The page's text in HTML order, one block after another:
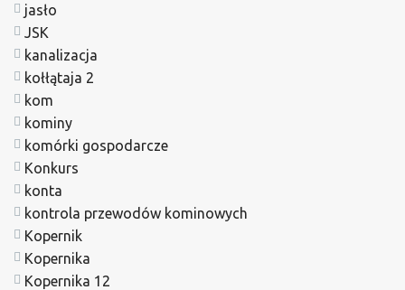
jasło
JSK
kanalizacja
kołłątaja 2
kom
kominy
komórki gospodarcze
Konkurs
konta
kontrola przewodów kominowych
Kopernik
Kopernika
Kopernika 12